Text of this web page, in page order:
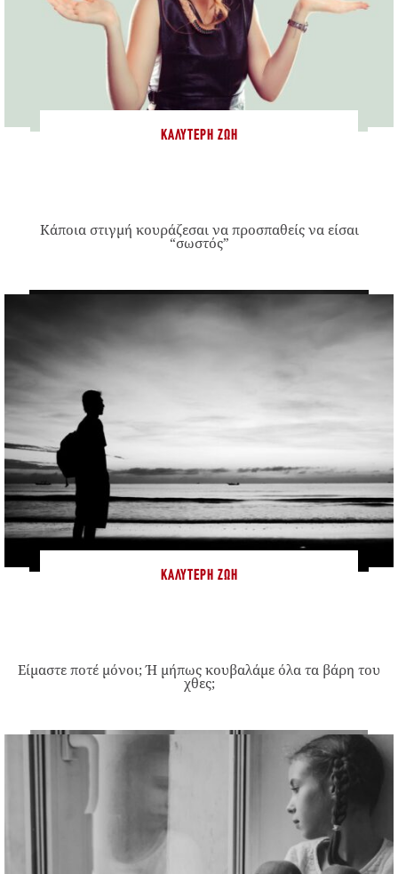
ΚΑΛΎΤΕΡΗ ΖΩΉ
Κάποια στιγμή κουράζεσαι να προσπαθείς να είσαι
“σωστός”
ΚΑΛΎΤΕΡΗ ΖΩΉ
Είμαστε ποτέ μόνοι; Ή μήπως κουβαλάμε όλα τα βάρη του
χθες;